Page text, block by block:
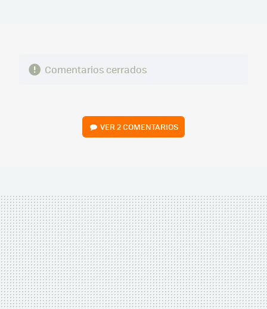
Comentarios cerrados
VER2 COMENTARIOS